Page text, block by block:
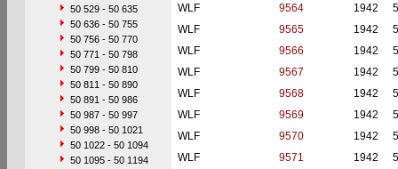
50 529 - 50 635
50 636 - 50 755
50 756 - 50 770
50 771 - 50 798
50 799 - 50 810
50 811 - 50 890
50 891 - 50 986
50 987 - 50 997
50 998 - 50 1021
50 1022 - 50 1094
50 1095 - 50 1194
WLF
9564 1942
WLF
9565 1942
WLF
9566 1942
WLF
9567 1942
WLF
9568 1942
WLF
9569 1942
WLF
9570 1942
WLF
9571 1942